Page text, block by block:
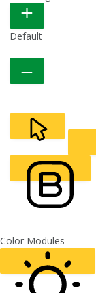
READABLE FONT
Default
CURSOR
FONT WEIGHT
Color Modules